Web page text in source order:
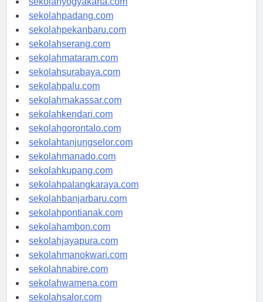
sekolahyogyakarta.com
sekolahpadang.com
sekolahpekanbaru.com
sekolahserang.com
sekolahmataram.com
sekolahsurabaya.com
sekolahpalu.com
sekolahmakassar.com
sekolahkendari.com
sekolahgorontalo.com
sekolahtanjungselor.com
sekolahmanado.com
sekolahkupang.com
sekolahpalangkaraya.com
sekolahbanjarbaru.com
sekolahpontianak.com
sekolahambon.com
sekolahjayapura.com
sekolahmanokwari.com
sekolahnabire.com
sekolahwamena.com